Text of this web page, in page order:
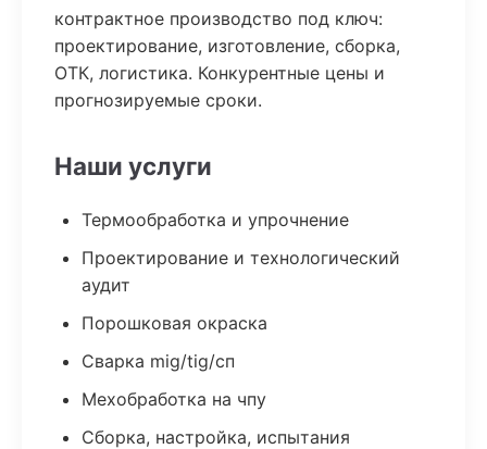
контрактное производство под ключ:
проектирование, изготовление, сборка,
ОТК, логистика. Конкурентные цены и
прогнозируемые сроки.
Наши услуги
Термообработка и упрочнение
Проектирование и технологический
аудит
Порошковая окраска
Сварка mig/tig/сп
Мехобработка на чпу
Сборка, настройка, испытания